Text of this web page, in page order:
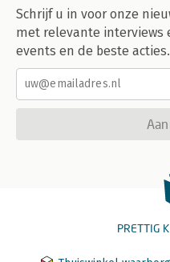
Schrijf u in voor onze
met relevante interviews
events en de beste acties.
PRETTIG